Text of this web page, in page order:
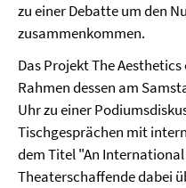
zu einer Debatte um den
zusammenkommen.
Das Projekt The
Rahmen dessen am
Uhr zu einer
Tischgesprächen mit
dem Titel "An
Theaterschaffende dabei